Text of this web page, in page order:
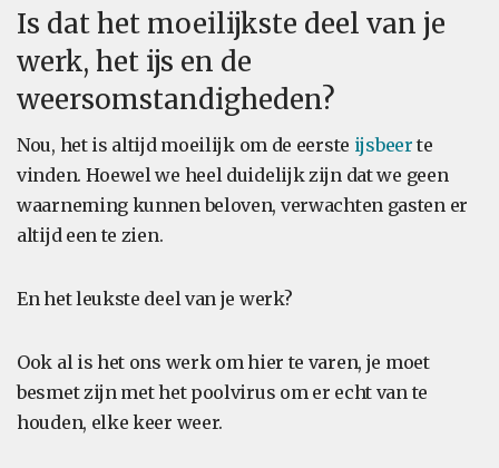
Is dat het moeilijkste deel van je
werk, het ijs en de
weersomstandigheden?
Nou, het is altijd moeilijk om de eerste ijsbeer te
vinden. Hoewel we heel duidelijk zijn dat we geen
waarneming kunnen beloven, verwachten gasten er
altijd een te zien.
En het leukste deel van je werk?
Ook al is het ons werk om hier te varen, je moet
besmet zijn met het poolvirus om er echt van te
houden, elke keer weer.